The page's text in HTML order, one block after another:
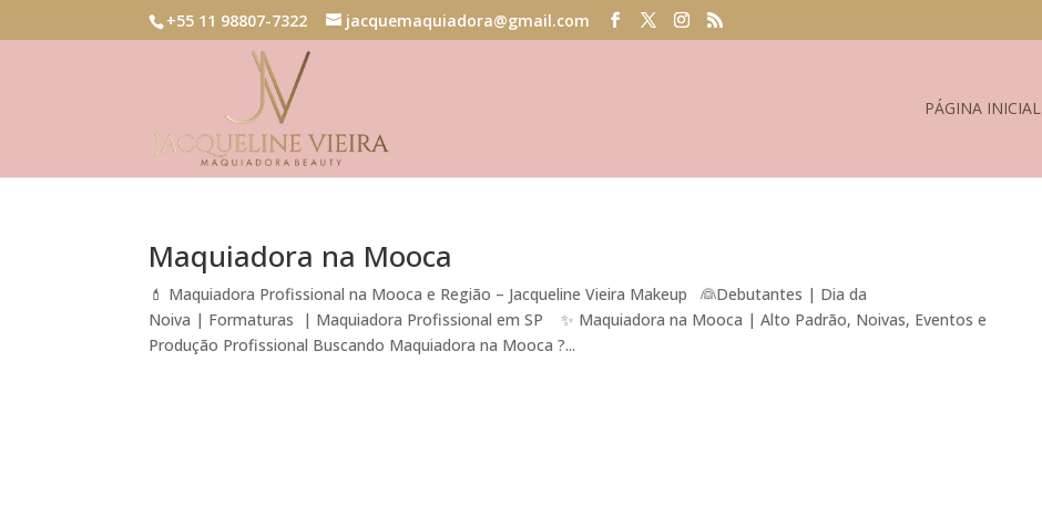
+55 11 98807-7322 jacquemaquiadora@gmail.com
PÁGINA INICIAL
Maquiadora na Mooca
💄 Maquiadora Profissional na Mooca e Região – Jacqueline Vieira Makeup 👰Debutantes | Dia da
Noiva | Formaturas | Maquiadora Profissional em SP ✨ Maquiadora na Mooca | Alto Padrão, Noivas, Eventos e
Produção Profissional Buscando Maquiadora na Mooca ?...